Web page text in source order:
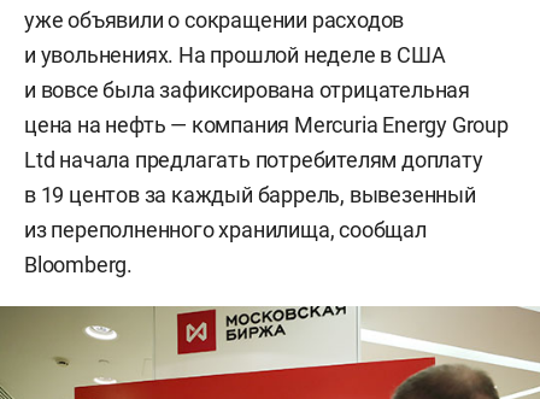
уже объявили о сокращении расходов
и увольнениях. На прошлой неделе в США
и вовсе была зафиксирована отрицательная
цена на нефть — компания Mercuria Energy Group
Ltd начала предлагать потребителям доплату
в 19 центов за каждый баррель, вывезенный
из переполненного хранилища, сообщал
Bloomberg.